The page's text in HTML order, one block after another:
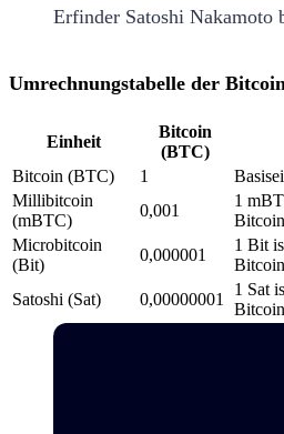
Erfinder Satoshi Nakamoto
Umrechnungstabelle der
Einheit
Bitcoin
(BTC)
Bitcoin (BTC)
1
Millibitcoin
(mBTC)
0,001
1
Bitcoin
Microbitcoin
(Bit)
0,000001
1 Bit
Bitcoin
Satoshi (Sat)
0,00000001
1 Sat
Bitcoin